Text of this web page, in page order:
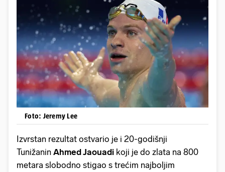
Foto: Jeremy Lee
Izvrstan rezultat ostvario je i 20-godišnji
Tunižanin Ahmed Jaouadi koji je do zlata na 800
metara slobodno stigao s trećim najboljim